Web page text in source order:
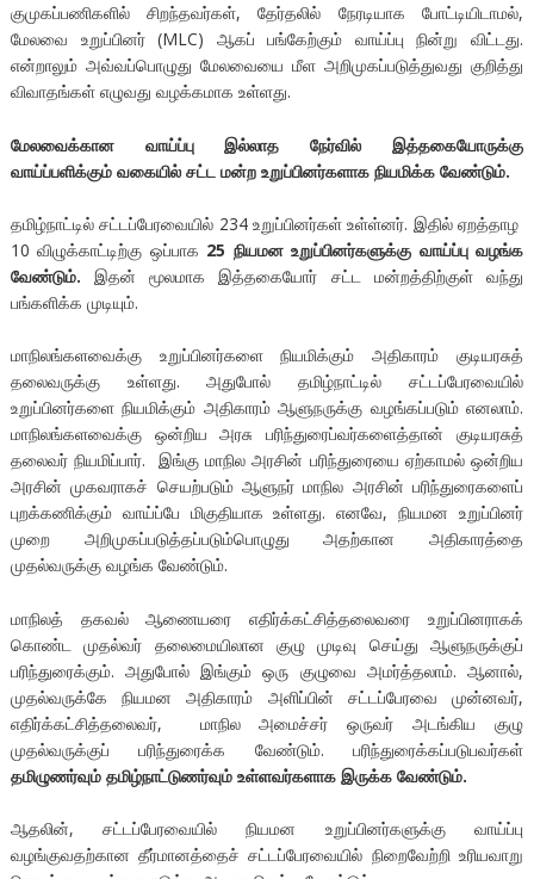
குமுகப்பணிகளில் சிறந்தவர்கள், தேர்தலில் நேரடியாக போட்டியிடாமல்,
மேலவை உறுப்பினர் (MLC) ஆகப் பங்கேற்கும் வாய்ப்பு நின்று விட்டது.
என்றாலும் அவ்வப்பொழுது மேலவையை மீள அறிமுகப்படுத்துவது குறித்து
விவாதங்கள் எழுவது வழக்கமாக உள்ளது.
மேலவைக்கான வாய்ப்பு இல்லாத நேர்வில் இத்தகையோருக்கு
வாய்ப்பளிக்கும் வகையில் சட்ட மன்ற உறுப்பினர்களாக நியமிக்க வேண்டும்.
தமிழ்நாட்டில் சட்டப்பேரவையில் 234 உறுப்பினர்கள் உள்ள்னர். இதில் ஏறத்தாழ
10 விழுக்காட்டிற்கு ஒப்பாக 25 நியமன உறுப்பினர்களுக்கு வாய்ப்பு வழங்க
வேண்டும். இதன் மூலமாக இத்தகையோர் சட்ட மன்றத்திற்குள் வந்து
பங்களிக்க முடியும்.
மாநிலங்களவைக்கு உறுப்பினர்களை நியமிக்கும் அதிகாரம் குடியரசுத்
தலைவருக்கு உள்ளது. அதுபோல் தமிழ்நாட்டில் சட்டப்பேரவையில்
உறுப்பினர்களை நியமிக்கும் அதிகாரம் ஆளுநருக்கு வழங்கப்படும் எனலாம்.
மாநிலங்களவைக்கு ஒன்றிய அரசு பரிந்துரைப்வர்களைத்தான் குடியரசுத்
தலைவர் நியமிப்பார். இங்கு மாநில அரசின் பரிந்துரையை ஏற்காமல் ஒன்றிய
அரசின் முகவராகச் செயற்படும் ஆளுநர் மாநில அரசின் பரிந்துரைகளைப்
புறக்கணிக்கும் வாய்ப்பே மிகுதியாக உள்ளது. எனவே, நியமன உறுப்பினர்
முறை அறிமுகப்படுத்தப்படும்பொழுது அதற்கான அதிகாரத்தை
முதல்வருக்கு வழங்க வேண்டும்.
மாநிலத் தகவல் ஆணையரை எதிர்க்கட்சித்தலைவரை உறுப்பினராகக்
கொண்ட முதல்வர் தலைமையிலான குழு முடிவு செய்து ஆளுநருக்குப்
பரிந்துரைக்கும். அதுபோல் இங்கும் ஒரு குழுவை அமர்த்தலாம். ஆனால்,
முதல்வருக்கே நியமன அதிகாரம் அளிப்பின் சட்டப்பேரவை முன்னவர்,
எதிர்க்கட்சித்தலைவர், மாநில அமைச்சர் ஒருவர் அடங்கிய குழு
முதல்வருக்குப் பரிந்துரைக்க வேண்டும். பரிந்துரைக்கப்படுபவர்கள்
தமிழுணர்வும் தமிழ்நாட்டுணர்வும் உள்ளவர்களாக இருக்க வேண்டும்.
ஆதலின், சட்டப்பேரவையில் நியமன உறுப்பினர்களுக்கு வாய்ப்பு
வழங்குவதற்கான தீர்மானத்தைச் சட்டப்பேரவையில் நிறைவேற்றி உரியவாறு